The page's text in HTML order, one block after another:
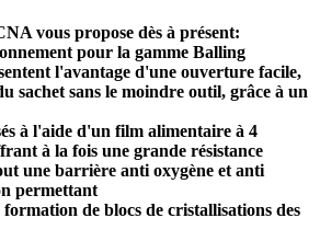
vous propose dès à présent:
pour la gamme Balling
l'avantage d'une ouverture facile,
sachet sans le moindre outil, grâce à un
à l'aide d'un film alimentaire à 4
à la fois une grande résistance
une barrière anti oxygène et anti
permettant
de blocs de cristallisations des